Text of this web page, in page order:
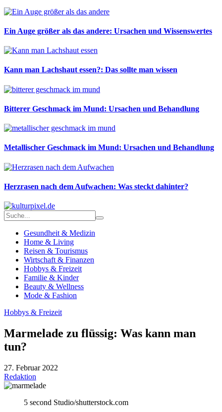
Ein Auge größer als das andere: Ursachen und Wissenswertes
Kann man Lachshaut essen?: Das sollte man wissen
Bitterer Geschmack im Mund: Ursachen und Behandlung
Metallischer Geschmack im Mund: Ursachen und Behandlung
Herzrasen nach dem Aufwachen: Was steckt dahinter?
Gesundheit & Medizin
Home & Living
Reisen & Tourismus
Wirtschaft & Finanzen
Hobbys & Freizeit
Familie & Kinder
Beauty & Wellness
Mode & Fashion
Hobbys & Freizeit
Marmelade zu flüssig: Was kann man
tun?
27. Februar 2022
Redaktion
5 second Studio/shutterstock.com